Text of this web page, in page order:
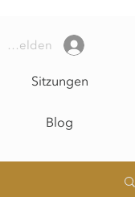
Sitzungen
Blog
Anmelden